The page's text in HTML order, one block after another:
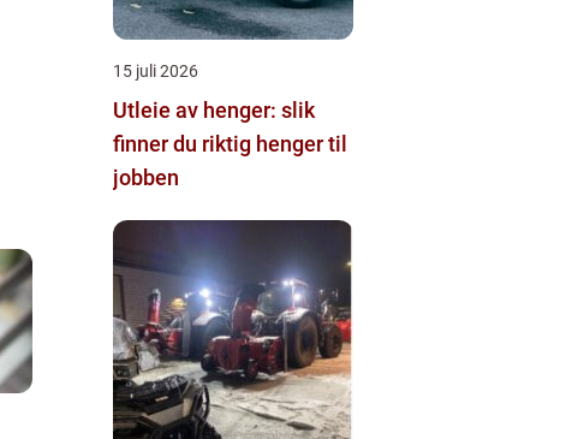
15 juli 2026
Utleie av henger: slik
finner du riktig henger til
jobben